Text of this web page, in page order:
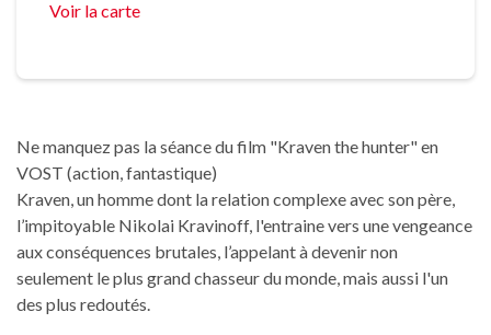
Voir la carte
Ne manquez pas la séance du film "Kraven the hunter" en
VOST (action, fantastique)
Kraven, un homme dont la relation complexe avec son père,
l’impitoyable Nikolai Kravinoff, l'entraine vers une vengeance
aux conséquences brutales, l’appelant à devenir non
seulement le plus grand chasseur du monde, mais aussi l'un
des plus redoutés.